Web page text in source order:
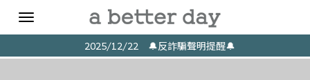
Toggle
navigation
2025/12/22 🔔反詐騙聲明提醒🔔